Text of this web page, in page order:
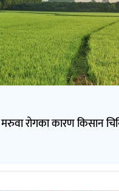
मरुवा रोगका कारण किसान